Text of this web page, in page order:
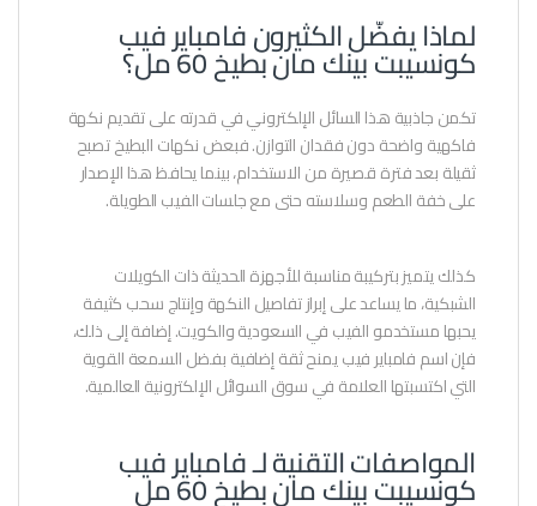
لماذا يفضّل الكثيرون فامباير فيب
كونسيبت بينك مان بطيخ 60 مل؟
تكمن جاذبية هذا السائل الإلكتروني في قدرته على تقديم نكهة
فاكهية واضحة دون فقدان التوازن. فبعض نكهات البطيخ تصبح
ثقيلة بعد فترة قصيرة من الاستخدام، بينما يحافظ هذا الإصدار
على خفة الطعم وسلاسته حتى مع جلسات الفيب الطويلة.
كذلك يتميز بتركيبة مناسبة للأجهزة الحديثة ذات الكويلات
الشبكية، ما يساعد على إبراز تفاصيل النكهة وإنتاج سحب كثيفة
يحبها مستخدمو الفيب في السعودية والكويت. إضافة إلى ذلك،
فإن اسم فامباير فيب يمنح ثقة إضافية بفضل السمعة القوية
التي اكتسبتها العلامة في سوق السوائل الإلكترونية العالمية.
المواصفات التقنية لـ فامباير فيب
كونسيبت بينك مان بطيخ 60 مل